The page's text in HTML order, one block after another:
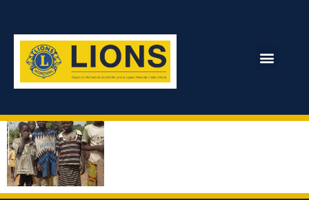
Scarica il numero 162 in PDF